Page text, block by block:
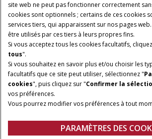
DIMENSIONS DES BALLES
de 90 à 150 cm à 90 à 180
cm
LA
60 CV
RAMASSEUR
2,00 m et 2,30 m
site web ne peut pas fonctionner correctement
cookies sont optionnels ; certains de ces cookies
services tiers, qui apparaissent sur nos pages
être utilisés par ces tiers à leurs propres fins.
Si vous acceptez tous les cookies facultatifs,
tous".
Si vous souhaitez en savoir plus et/ou choisir les
facultatifs que ce site peut utiliser, sélectionnez "
cookies", puis cliquez sur "Confirmer la
vos préférences.
Vous pourrez modifier vos préférences à tout
PARAMÈTRES DES